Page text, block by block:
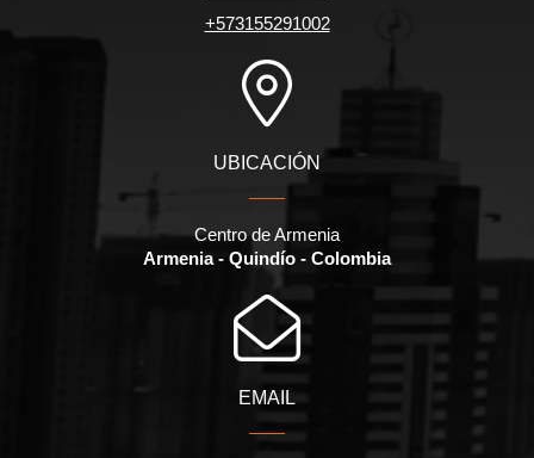
+573155291002
UBICACIÓN
Centro de Armenia
Armenia - Quindío - Colombia
EMAIL